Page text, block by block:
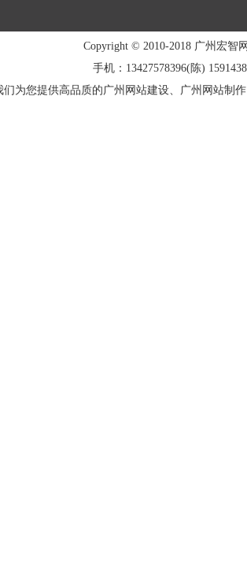
Copyright © 2010-2018 广州宏智
手机：13427578396(陈)
们为您提供高品质的广州网站建设、广州网站制